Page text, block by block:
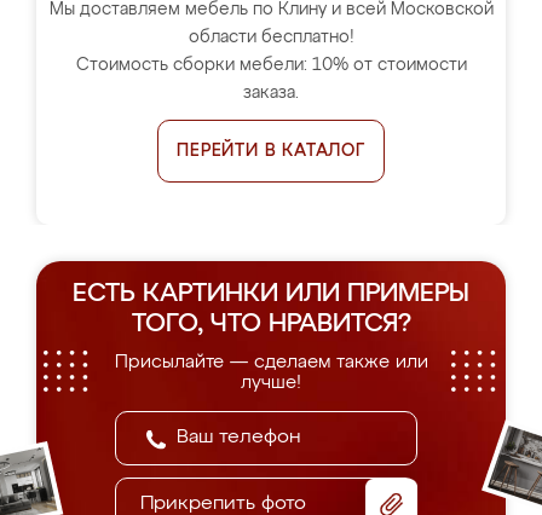
Мы доставляем мебель по Клину и всей Московской
области бесплатно!
Стоимость сборки мебели: 10% от стоимости
заказа.
ПЕРЕЙТИ В КАТАЛОГ
ЕСТЬ КАРТИНКИ ИЛИ ПРИМЕРЫ
ТОГО, ЧТО НРАВИТСЯ?
Присылайте — сделаем также или
лучше!
Прикрепить фото